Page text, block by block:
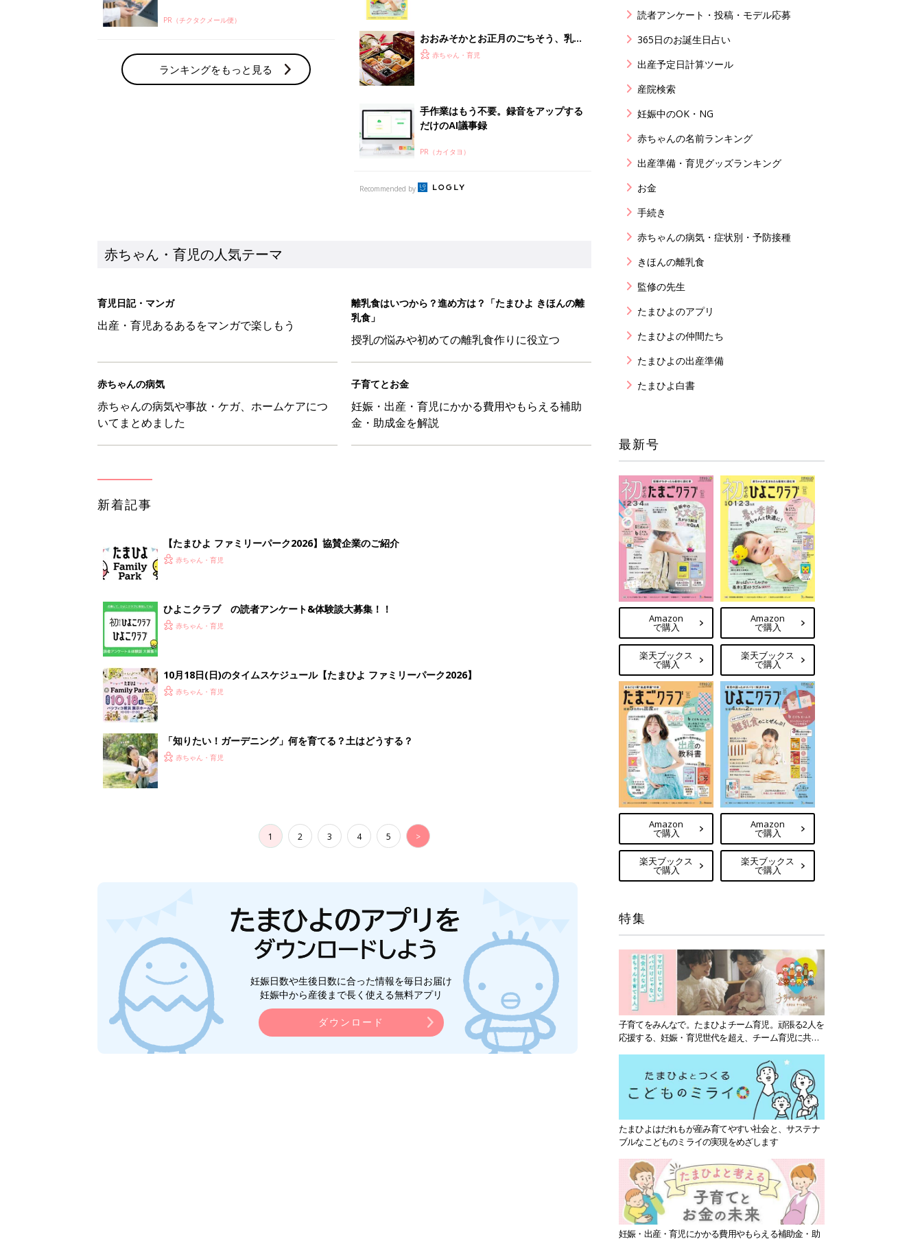
PR（チクタクメール便）
ランキングをもっと見る
おおみそかとお正月のごちそう、乳幼
児に食べさせるのは、ちょっと待っ
赤ちゃん・育児
手作業はもう不要。録音をアップする
だけのAI議事録
PR（カイタヨ）
Recommended by
赤ちゃん・育児の人気テーマ
育児日記・マンガ
出産・育児あるあるをマンガで楽しもう
離乳食はいつから？進め方は？「たまひよ きほんの離
乳食」
授乳の悩みや初めての離乳食作りに役立つ
赤ちゃんの病気
赤ちゃんの病気や事故・ケガ、ホームケアにつ
いてまとめました
子育てとお金
妊娠・出産・育児にかかる費用やもらえる補助
金・助成金を解説
新着記事
【たまひよ ファミリーパーク2026】協賛企業のご紹介
赤ちゃん・育児
ひよこクラブ の読者アンケート&体験談大募集！！
赤ちゃん・育児
10月18日(日)のタイムスケジュール【たまひよ ファミリーパーク2026】
赤ちゃん・育児
「知りたい！ガーデニング」何を育てる？土はどうする？
赤ちゃん・育児
1 2 3 4 5 >
妊娠日数や生後日数に合った情報を毎日お届け
妊娠中から産後まで長く使える無料アプリ
ダウンロード
読者アンケート・投稿・モデル応募
365日のお誕生日占い
出産予定日計算ツール
産院検索
妊娠中のOK・NG
赤ちゃんの名前ランキング
出産準備・育児グッズランキング
お金
手続き
赤ちゃんの病気・症状別・予防接種
きほんの離乳食
監修の先生
たまひよのアプリ
たまひよの仲間たち
たまひよの出産準備
たまひよ白書
最新号
Amazon
で購入
楽天ブックス
で購入
Amazon
で購入
楽天ブックス
で購入
Amazon
で購入
楽天ブックス
で購入
Amazon
で購入
楽天ブックス
で購入
特集
子育てをみんなで。たまひよチーム育児。頑張る2人を
応援する、妊娠・育児世代を超え、チーム育児に共感
たまひよはだれもが産み育てやすい社会と、サステナ
ブルなこどものミライの実現をめざします
妊娠・出産・育児にかかる費用やもらえる補助金・助